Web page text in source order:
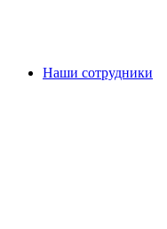
Наши сотрудники